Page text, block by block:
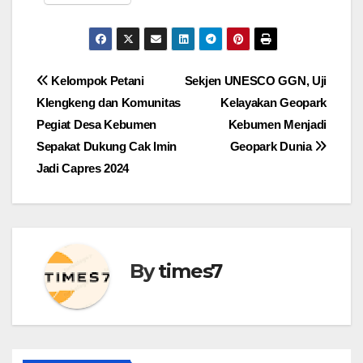
Navigasi
pos
Sekjen UNESCO GGN, Uji
Kelayakan Geopark
Kebumen Menjadi
Geopark Dunia
Kelompok Petani
Klengkeng dan Komunitas
Pegiat Desa Kebumen
Sepakat Dukung Cak Imin
Jadi Capres 2024
Bytimes7